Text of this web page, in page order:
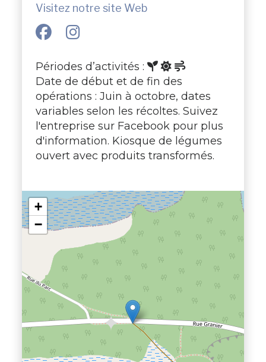
Visitez notre site Web
Périodes d’activités :
Date de début et de fin des
opérations : Juin à octobre, dates
variables selon les récoltes. Suivez
l'entreprise sur Facebook pour plus
d'information.​ Kiosque de légumes
ouvert avec produits transformés.
+
−